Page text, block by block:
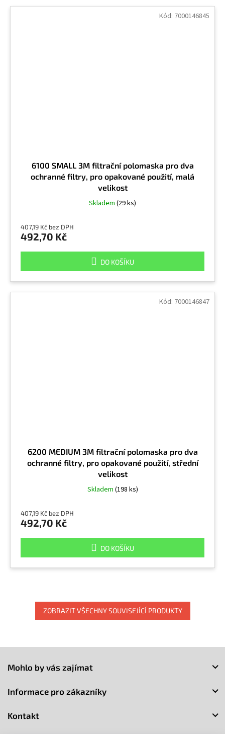
6100 SMALL 3M filtrační polomaska pro dva
ochranné filtry, pro opakované použití, malá
velikost
Skladem (29 ks)
407,19 Kč bez DPH
492,70 Kč
DO KOŠÍKU
Kód: 7000146845
6200 MEDIUM 3M filtrační polomaska pro dva
ochranné filtry, pro opakované použití, střední
velikost
Skladem (198 ks)
407,19 Kč bez DPH
492,70 Kč
DO KOŠÍKU
Kód: 7000146847
ZOBRAZIT VŠECHNY SOUVISEJÍCÍ PRODUKTY
Mohlo by vás zajímat
Informace pro zákazníky
Kontakt